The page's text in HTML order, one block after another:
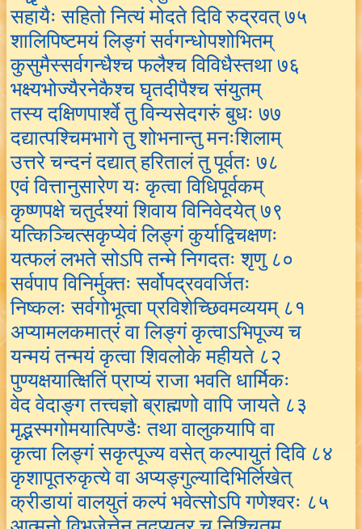
सहायैः सहितो नित्यं मोदते दिवि रुद्रवत् ७५
शालिपिष्टमयं लिङ्गं सर्वगन्धोपशोभितम्
कुसुमैस्सर्वगन्धैश्च फलैश्च विविधैस्तथा ७६
भक्ष्यभोज्यैरनेकैश्च घृतदीपैश्च संयुतम्
तस्य दक्षिणपार्श्वे तु विन्यसेदगरुं बुधः ७७
दद्यात्पश्चिमभागे तु शोभनान्तु मनःशिलाम्
उत्तरे चन्दनं दद्यात् हरितालं तु पूर्वतः ७८
एवं वित्तानुसारेण यः कृत्वा विधिपूर्वकम्
कृष्णपक्षे चतुर्दश्यां शिवाय विनिवेदयेत् ७९
यत्किञ्चित्सकृप्येवं लिङ्गं कुर्याद्विचक्षणः
यत्फलं लभते सोऽपि तन्मे निगदतः शृणु ८०
सर्वपाप विनिर्मुक्तः सर्वोपद्रववर्जितः
निष्कलः सर्वगोभूत्वा प्रविशेच्छिवमव्ययम् ८१
अप्यामलकमात्रं वा लिङ्गं कृत्वाऽभिपूज्य च
यन्मयं तन्मयं कृत्वा शिवलोके महीयते ८२
पुण्यक्षयात्क्षितिं प्राप्यं राजा भवति धार्मिकः
वेद वेदाङ्ग तत्त्वज्ञो ब्राह्मणो वापि जायते ८३
मृद्भस्मगोमयात्पिण्डैः तथा वालुकयापि वा
कृत्वा लिङ्गं सकृत्पूज्य वसेत् कल्पायुतं दिवि ८४
कृशापूतरुकृत्ये वा अप्यङ्गुल्यादिभिर्लिखेत्
क्रीडायां वालयुतं कल्पं भवेत्सोऽपि गणेश्वरः ८५